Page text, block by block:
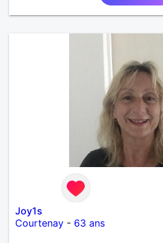
Joy1s
Courtenay - 63 ans